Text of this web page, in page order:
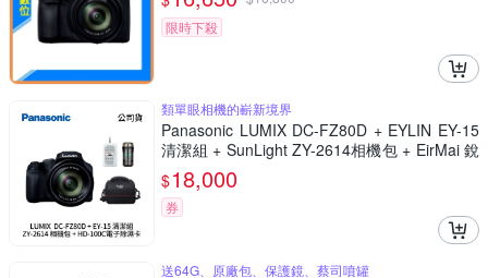
限時下殺
類單眼相機的嶄新境界
Panasonic LUMIX DC-FZ80D + EYLIN EY-15
清潔組 + SunLight ZY-2614相機包 + EirMai 銳
瑪 HD-100C電子除濕卡 FZ80D (公司貨)
$18,000
券
送64G、原廠包、保護鏡、蔡司噴罐